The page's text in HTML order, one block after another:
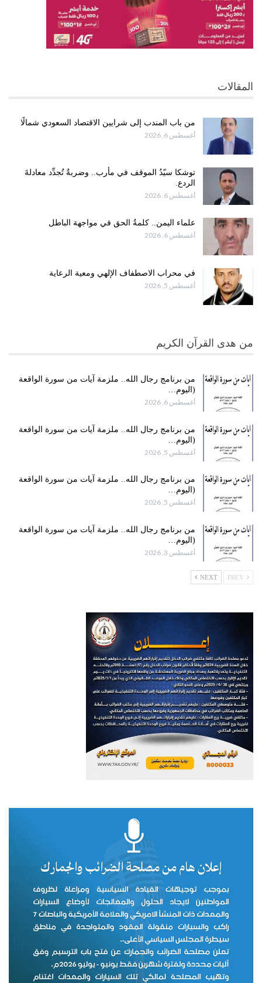
المقالات
من باب المندب إلى شرايين الاقتصاد السعودي شمالًا
أغسطس 6, 2026
توشكا سيّدُ الموقف في مأرب.. وضربةٌ تُجدِّد معادلةَ
الردع.
أغسطس 6, 2026
علماء اليمن.. كلمةُ الحق في مواجهة الباطل
أغسطس 6, 2026
في محراب الاصطفاف الإلهي ومعية الرعاية
أغسطس 5, 2026
من هدى القرآن الكريم
من برنامج رجال الله.. ملزمة آيات من سورة الواقعة
(اليوم…
أغسطس 6, 2026
من برنامج رجال الله.. ملزمة آيات من سورة الواقعة
(اليوم…
أغسطس 5, 2026
من برنامج رجال الله.. ملزمة آيات من سورة الواقعة
(اليوم…
أغسطس 5, 2026
من برنامج رجال الله.. ملزمة آيات من سورة الواقعة
(اليوم…
أغسطس 3, 2026
NEXT